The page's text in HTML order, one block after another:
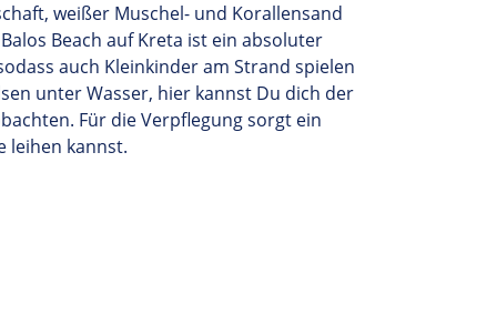
weißer Muschel- und Korallensand
Beach auf Kreta ist ein absoluter
auch Kleinkinder am Strand spielen
unter Wasser, hier kannst Du dich der
Für dieVerpflegung sorgt ein
leihen kannst.